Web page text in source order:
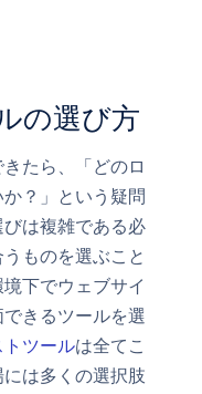
の選び方
たら、「どのロ
？」という疑問
は複雑である必
ものを選ぶこと
下でウェブサイ
きるツールを選
ツールは全てこ
は多くの選択肢